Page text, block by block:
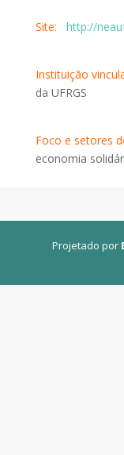
Site: http://
Instituição
da UFRGS
Foco e setores
economia
Projetado por